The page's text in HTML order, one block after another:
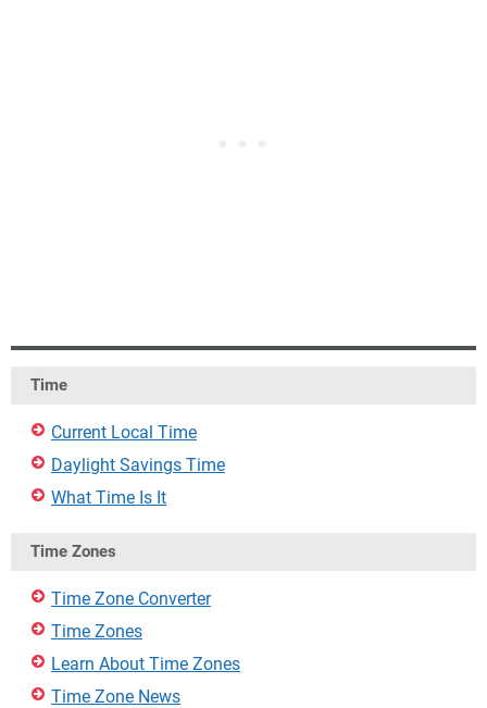
Time
Current Local Time
Daylight Savings Time
What Time Is It
Time Zones
Time Zone Converter
Time Zones
Learn About Time Zones
Time Zone News